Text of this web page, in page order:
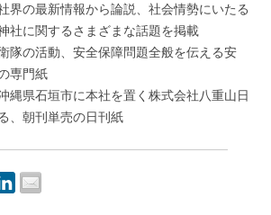
界の最新情報から論説、社会情勢にいたる
社に関するさまざまな話題を掲載
隊の活動、安全保障問題全般を伝える安
専門紙
沖縄県石垣市に本社を置く株式会社八重山日
、朝刊単売の日刊紙